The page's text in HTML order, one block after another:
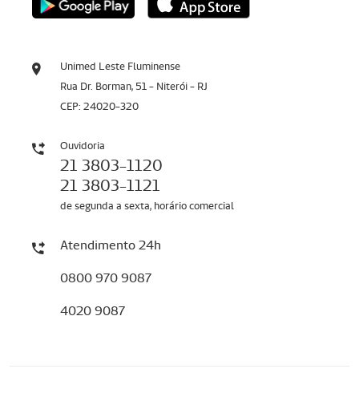
Unimed Leste Fluminense
Rua Dr. Borman, 51 - Niterói - RJ
CEP: 24020-320
Ouvidoria
21 3803-1120
21 3803-1121
de segunda a sexta, horário comercial
Atendimento 24h
0800 970 9087
4020 9087